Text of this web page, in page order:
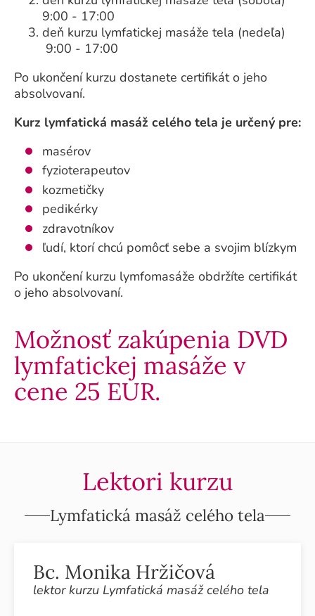
9:00 - 17:00
deň kurzu lymfatickej masáže tela (nedeľa)
9:00 - 17:00
Po ukončení kurzu dostanete certifikát o jeho
absolvovaní.
Kurz lymfatická masáž celého tela je určený pre:
masérov
fyzioterapeutov
kozmetičky
pedikérky
zdravotníkov
ľudí, ktorí chcú pomôcť sebe a svojim blízkym
Po ukončení kurzu lymfomasáže obdržíte certifikát
o jeho absolvovaní.
Možnosť zakúpenia DVD
lymfatickej masáže v
cene 25 EUR.
Lektori kurzu
Lymfatická masáž celého tela
Bc. Monika Hržičová
lektor kurzu Lymfatická masáž celého tela